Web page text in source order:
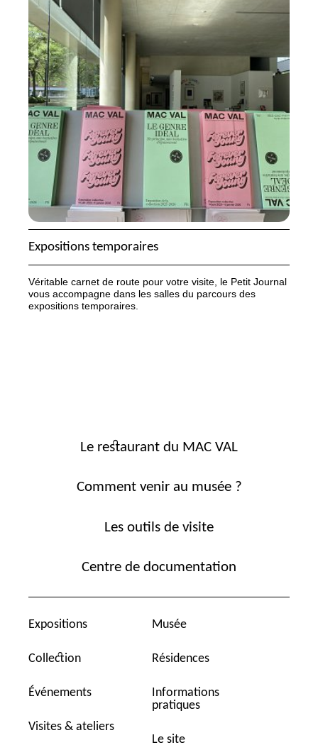
Expositions temporaires
Véritable carnet de route pour votre visite, le Petit Journal
vous accompagne dans les salles du parcours des
expositions temporaires.
Le restaurant du MAC VAL
Comment venir au musée ?
Les outils de visite
Centre de documentation
Expositions
Collection
Événements
Visites & ateliers
Musée
Résidences
Informations
pratiques
Le site